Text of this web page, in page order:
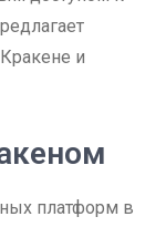
и
платформ в